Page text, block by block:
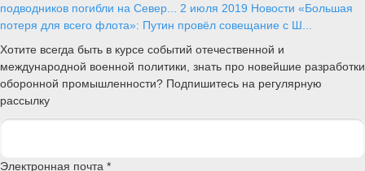
подводников погибли на Север... 2 июля 2019 Новости «Большая
потеря для всего флота»: Путин провёл совещание с Ш...
Хотите всегда быть в курсе событий отечественной и
международной военной политики, знать про новейшие разработки
оборонной промышленности? Подпишитесь на регулярную
рассылку
Электронная почта *